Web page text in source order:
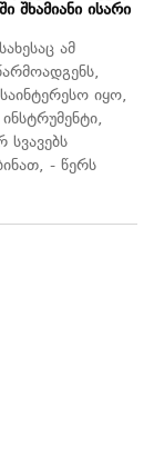
შხამიანი ისარი
ამ
იყო,
- წერს